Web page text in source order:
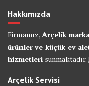
Hakkımızda
Firmamız,Arçelik
ürünler ve küçük ev
hizmetleri sunmaktadır.
Arçelik Servisi